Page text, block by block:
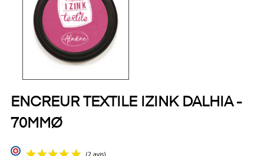
ENCREUR TEXTILE IZINK DALHIA -
70MMØ